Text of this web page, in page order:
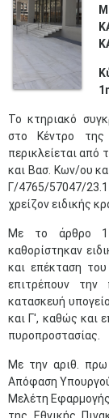
​Το κτηριακό
στο Κέντρο της
περικλείεται
και Βασ. Κων/ου
Γ/4765/57047/
χρείζον ειδικής
Με το άρθρο
καθορίστηκαν
και επέκταση
επιτρέπουν
κατασκευή
και Γ', καθώς και
πυροπροστασίας.
Με την αριθ.
Απόφαση
Μελέτη